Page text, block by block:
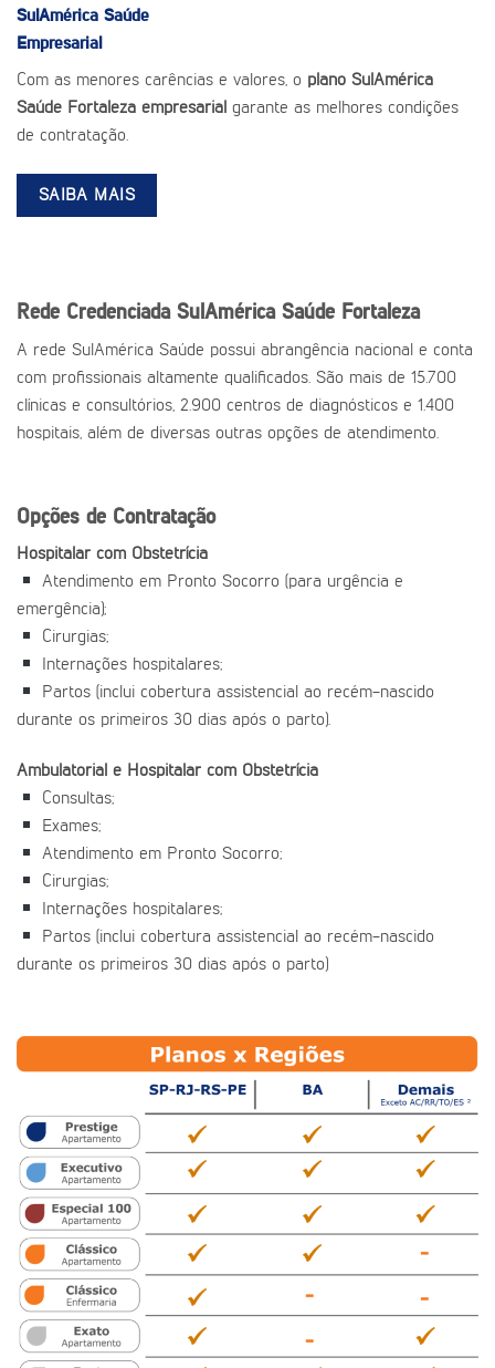
SulAmérica Saúde
Empresarial
Com as menores carências e valores, o plano SulAmérica
Saúde Fortaleza empresarial garante as melhores condições
de contratação.
SAIBA MAIS
Rede Credenciada SulAmérica Saúde Fortaleza
A rede SulAmérica Saúde possui abrangência nacional e conta
com profissionais altamente qualificados. São mais de 15.700
clínicas e consultórios, 2.900 centros de diagnósticos e 1.400
hospitais, além de diversas outras opções de atendimento.
Opções de Contratação
Hospitalar com Obstetrícia
Atendimento em Pronto Socorro (para urgência e
emergência);
Cirurgias;
Internações hospitalares;
Partos (inclui cobertura assistencial ao recém-nascido
durante os primeiros 30 dias após o parto).
Ambulatorial e Hospitalar com Obstetrícia
Consultas;
Exames;
Atendimento em Pronto Socorro;
Cirurgias;
Internações hospitalares;
Partos (inclui cobertura assistencial ao recém-nascido
durante os primeiros 30 dias após o parto)